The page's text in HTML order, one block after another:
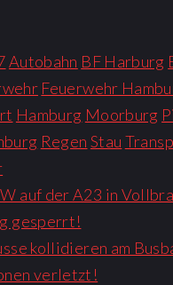
Autobahn BF Harburg
Feuerwehr
Hamburg Moorburg
Regen Stau
auf der A23 in
gesperrt!
kollidieren am
verletzt!